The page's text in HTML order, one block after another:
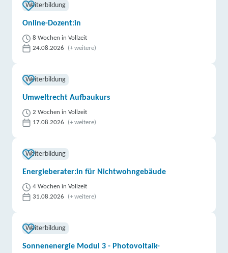
Weiterbildung
Online-Dozent:in
8 Wochen in Vollzeit
24.08.2026
(+ weitere)
Weiterbildung
Umweltrecht Aufbaukurs
2 Wochen in Vollzeit
17.08.2026
(+ weitere)
Weiterbildung
Energieberater:in für Nichtwohngebäude
4 Wochen in Vollzeit
31.08.2026
(+ weitere)
Weiterbildung
Sonnenenergie Modul 3 - Photovoltaik-